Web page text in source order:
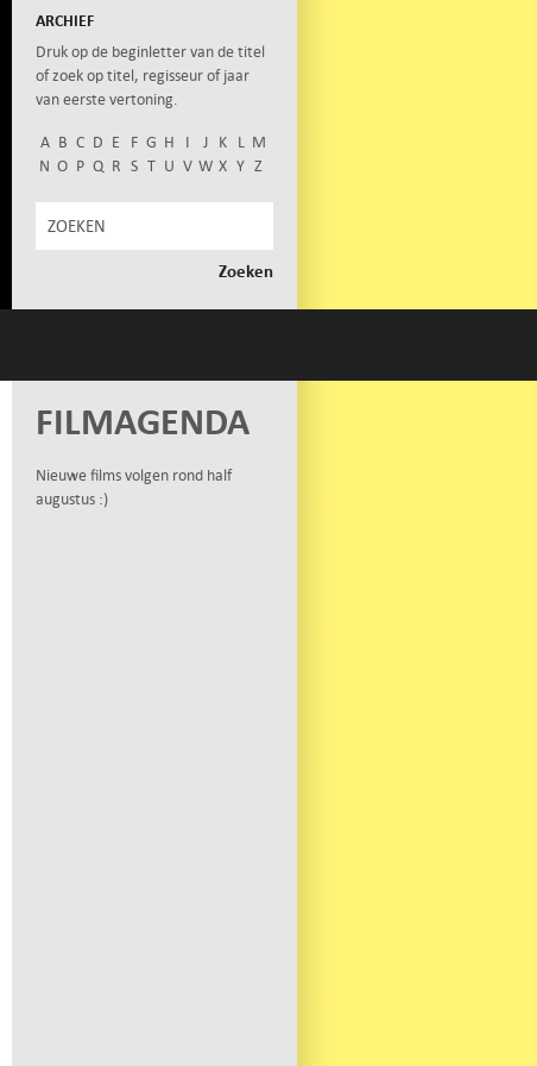
ARCHIEF
Druk op de beginletter van de titel
of zoek op titel, regisseur of jaar
van eerste vertoning.
A B C D E F G H I J K L M
N O P Q R S T U V W X Y Z
FILMAGENDA
Nieuwe films volgen rond half
augustus :)